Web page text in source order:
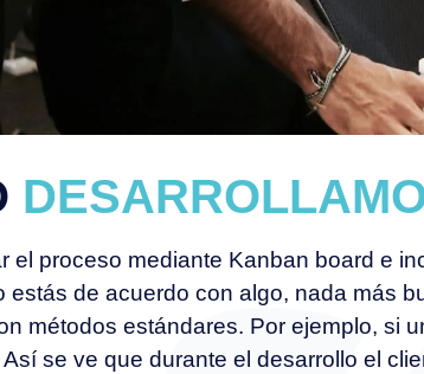
el proceso mediante Kanban board e
estás de acuerdo con algo, nada más
métodos estándares. Por ejemplo, si
se ve que durante el desarrollo el